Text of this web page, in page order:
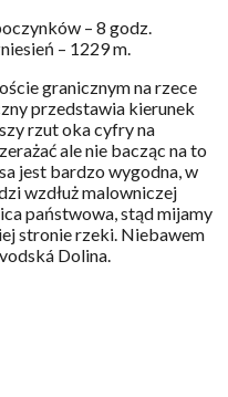
– 8 godz.
– 1229 m.
granicznym na rzece
przedstawia kierunek
rzut oka cyfry na
ale nie bacząc na to
jest bardzo wygodna, w
wzdłuż malowniczej
państwowa, stąd mijamy
stronie rzeki. Niebawem
Dolina.